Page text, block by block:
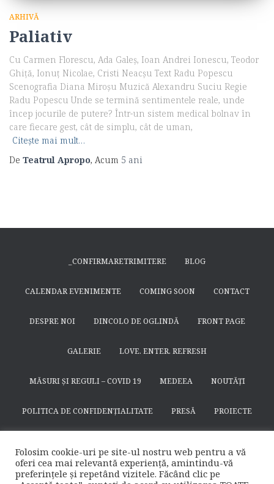
ARHIVĂ
Paliativ
Cu Carmen Florescu, Ada Galeș, Ioan Andrei Ionescu, Teodor
Ghiță, Ionuț Nicolae, Cristi Neacșu Text Radu Popescu
Scenografia Diana Miroșu Muzică Alexandru Suciu Regie
Radu Popescu Unde se termină sentimentele reale, unde
încep jocurile de putere? Într-un sistem medical bolnav în
care fiecare gest, cât de simplu, cât de uman,
Citește mai mult…
De Teatrul Apropo, Acum 5 ani
_CONFIRMARETRIMITERE BLOG
CALENDAR EVENIMENTE COMING SOON CONTACT
DESPRE NOI DINCOLO DE OGLINDĂ FRONT PAGE
GALERIE LOVE. ENTER. REFRESH
MĂSURI ȘI REGULI – COVID 19 MEDEEA NOUTĂȚI
POLITICA DE CONFIDENȚIALITATE PRESĂ PROIECTE
SUSȚINE TEATRULAPROPO.RO
Folosim cookie-uri pe site-ul nostru web pentru a vă
oferi cea mai relevantă experiență, amintindu-vă
preferințele și repetând vizitele. Făcând clic pe